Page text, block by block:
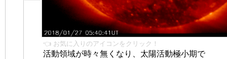
👈 お気に入りのアイコンをクリック！
活動領域が時々無くなり、太陽活動極小期で